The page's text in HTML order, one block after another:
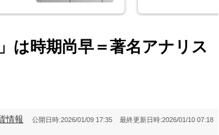
は時期尚早＝著名アナリス
情報 公開日時:2026/01/09 17:35 最終更新日時:2026/01/10 07:18